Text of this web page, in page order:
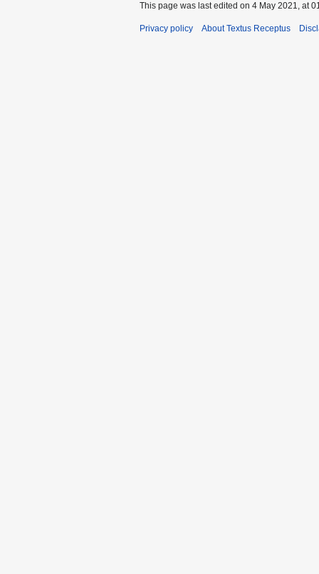
This page was last edited on 4 May 2021, at
Privacy policy About Textus Receptus